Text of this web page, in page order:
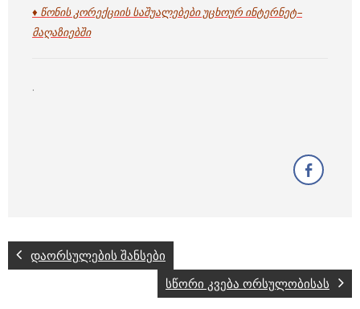
♦ წონის კორექციის საშუალებები უცხოურ ინტერნეტ–
მაღაზიებში
.
დაორსულების შანსები
სწორი კვება ორსულობისას